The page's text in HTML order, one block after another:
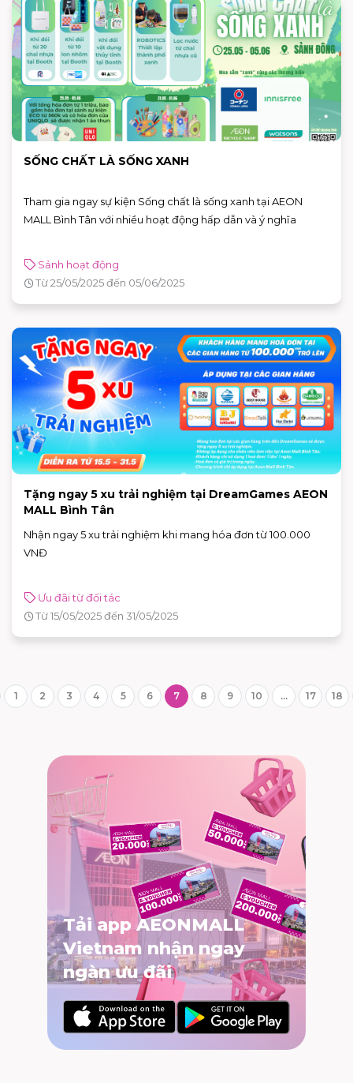
SỐNG CHẤT LÀ SỐNG XANH
Tham gia ngay sự kiện Sống chất là sống xanh tại AEON
MALL Bình Tân với nhiều hoạt động hấp dẫn và ý nghĩa
Sảnh hoạt động
Từ 25/05/2025 đến 05/06/2025
Tặng ngay 5 xu trải nghiệm tại DreamGames AEON
MALL Bình Tân
Nhận ngay 5 xu trải nghiệm khi mang hóa đơn từ 100.000
VNĐ
Ưu đãi từ đối tác
Từ 15/05/2025 đến 31/05/2025
1 2 3 4 5 6 7 8 9 10 ... 17 18
Tải app AEONMALL
Vietnam nhận ngay
ngàn ưu đãi